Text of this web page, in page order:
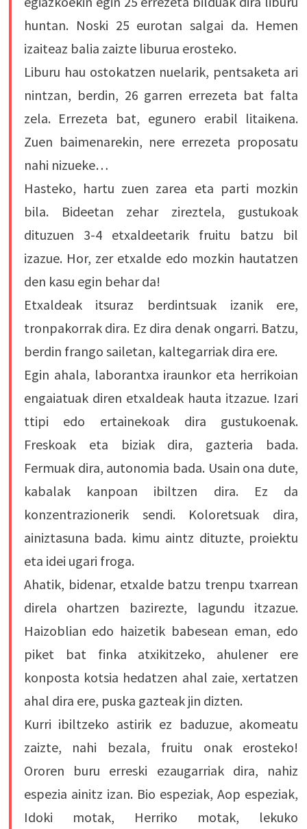
huntan. Noski 25 eurotan salgai da. Hemen
izaiteaz balia zaizte liburua erosteko.
Liburu hau ostokatzen nuelarik, pentsaketa ari
nintzan, berdin, 26 garren errezeta bat falta
zela. Errezeta bat, egunero erabil litaikena.
Zuen baimenarekin, nere errezeta proposatu
nahi nizueke…
Hasteko, hartu zuen zarea eta parti mozkin
bila. Bideetan zehar zireztela, gustukoak
dituzuen 3-4 etxaldeetarik fruitu batzu bil
izazue. Hor, zer etxalde edo mozkin hautatzen
den kasu egin behar da!
Etxaldeak itsuraz berdintsuak izanik ere,
tronpakorrak dira. Ez dira denak ongarri. Batzu,
berdin frango sailetan, kaltegarriak dira ere.
Egin ahala, laborantxa iraunkor eta herrikoian
engaiatuak diren etxaldeak hauta itzazue. Izari
ttipi edo ertainekoak dira gustukoenak.
Freskoak eta biziak dira, gazteria bada.
Fermuak dira, autonomia bada. Usain ona dute,
kabalak kanpoan ibiltzen dira. Ez da
konzentrazionerik sendi. Koloretsuak dira,
ainiztasuna bada. kimu aintz dituzte, proiektu
eta idei ugari froga.
Ahatik, bidenar, etxalde batzu trenpu txarrean
direla ohartzen bazirezte, lagundu itzazue.
Haizoblian edo haizetik babesean eman, edo
piket bat finka atxikitzeko, ahulener ere
konposta kotsia hedatzen ahal zaie, xertatzen
ahal dira ere, puska gazteak jin dizten.
Kurri ibiltzeko astirik ez baduzue, akomeatu
zaizte, nahi bezala, fruitu onak erosteko!
Ororen buru erreski ezaugarriak dira, nahiz
espezia ainitz izan. Bio espeziak, Aop espeziak,
Idoki motak, Herriko motak, lekuko